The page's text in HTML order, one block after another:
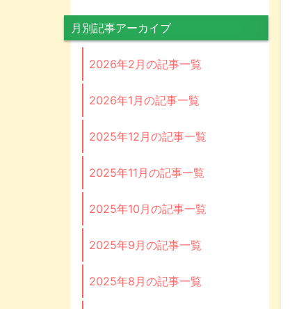
月別記事アーカイブ
2026年2月の記事一覧
2026年1月の記事一覧
2025年12月の記事一覧
2025年11月の記事一覧
2025年10月の記事一覧
2025年9月の記事一覧
2025年8月の記事一覧